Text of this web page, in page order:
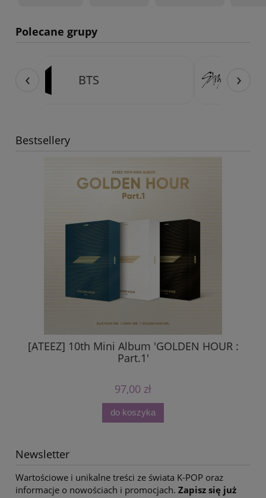
Polecane grupy
‹ ›
Bestsellery
[ATEEZ] 10th Mini Album 'GOLDEN HOUR :
Part.1'
97,00 zł
do koszyka
Newsletter
Wartościowe i unikalne treści ze świata K-POP oraz
informacje o nowościach i promocjach. Zapisz się już